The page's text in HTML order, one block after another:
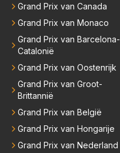
Grand Prix van Canada
Grand Prix van Monaco
Grand Prix van Barcelona-
Catalonië
Grand Prix van Oostenrijk
Grand Prix van Groot-
Brittannië
Grand Prix van België
Grand Prix van Hongarije
Grand Prix van Nederland